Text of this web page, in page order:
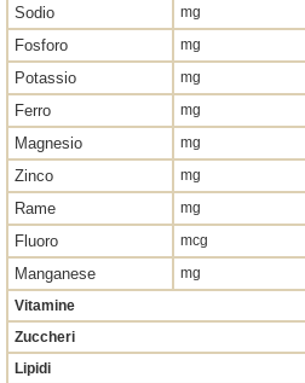
Sodio mg
Fosforo mg
Potassio mg
Ferro mg
Magnesio mg
Zinco mg
Rame mg
Fluoro mcg
Manganese mg
Vitamine
Zuccheri
Lipidi